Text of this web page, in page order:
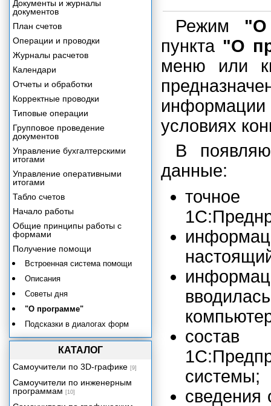
Режим "О
пункта "О
меню или
условиях
В
данные:
системы;
сведения
Документы и журналы
документов
План счетов
Операции и проводки
Журналы расчетов
Календари
Отчеты и обработки
Корректные проводки
Типовые операции
Групповое проведение
документов
Управление бухгалтерскими
итогами
Управление оперативными
итогами
Табло счетов
Начало работы
Общие принципы работы с
формами
Получение помощи
Встроенная система помощи
Описания
Советы дня
"О программе"
Подсказки в диалогах форм
Контроль ссылочной целостности
Монитор пользователей
Сервисные возможности
Редактор текстов
КАТАЛОГ
Самоучители по 3D-графике [9]
Самоучители по инженерным
программам [10]